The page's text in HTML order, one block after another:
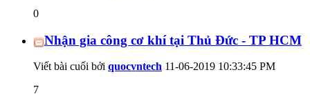
0
Nhận gia công cơ khí tại Thủ Đức - TP HCM
Viết bài cuối bởi quocvntech 11-06-2019 10:33:45 PM
7